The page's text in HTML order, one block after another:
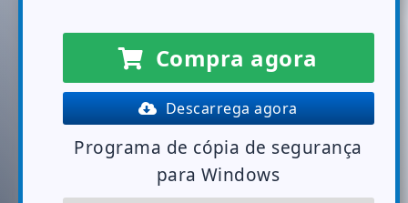
Compra agora
Descarrega agora
Programa de cópia de segurança
para Windows